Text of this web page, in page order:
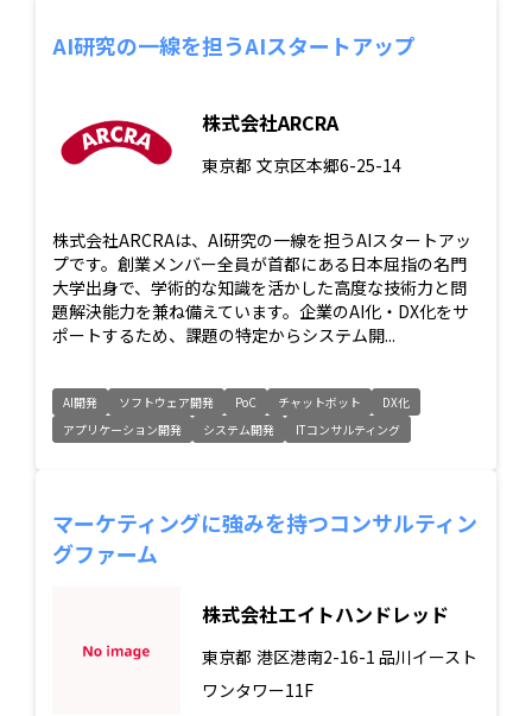
AI研究の一線を担うAIスタートアップ
株式会社ARCRA
東京都 文京区本郷6-25-14
株式会社ARCRAは、AI研究の一線を担うAIスタートアッ
プです。創業メンバー全員が首都にある日本屈指の名門
大学出身で、学術的な知識を活かした高度な技術力と問
題解決能力を兼ね備えています。企業のAI化・DX化をサ
ポートするため、課題の特定からシステム開...
AI開発 ソフトウェア開発 PoC チャットボット
DX化
アプリケーション開発
システム開発 ITコンサルティング
マーケティングに強みを持つコンサルティン
グファーム
株式会社エイトハンドレッド
東京都 港区港南2-16-1 品川イースト
ワンタワー11F